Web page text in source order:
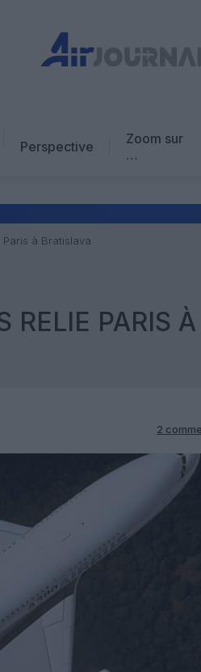
Perspective
Zoom sur
…
à Bratislava
RELIE PARIS À
2